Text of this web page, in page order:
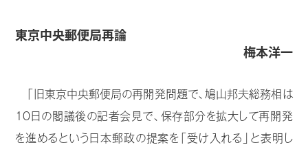
東京中央郵便局再論
梅本洋一
「旧東京中央郵便局の再開発問題で、鳩山邦夫総務相は
10日の閣議後の記者会見で、保存部分を拡大して再開発
を進めるという日本郵政の提案を「受け入れる」と表明し